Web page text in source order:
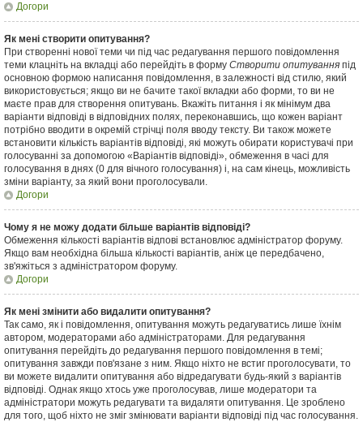
Догори
Як мені створити опитування?
При створенні нової теми чи під час редагування першого повідомлення
теми клацніть на вкладці або перейдіть в форму Створити опитування під
основною формою написання повідомлення, в залежності від стилю, який
використовується; якщо ви не бачите такої вкладки або форми, то ви не
маєте прав для створення опитувань. Вкажіть питання і як мінімум два
варіанти відповіді в відповідних полях, переконавшись, що кожен варіант
потрібно вводити в окремій стрічці поля вводу тексту. Ви також можете
встановити кількість варіантів відповіді, які можуть обирати користувачі при
голосуванні за допомогою «Варіантів відповіді», обмеження в часі для
голосування в днях (0 для вічного голосування) і, на сам кінець, можливість
зміни варіанту, за який вони проголосували.
Догори
Чому я не можу додати більше варіантів відповіді?
Обмеження кількості варіантів відпові встановлює адміністратор форуму.
Якщо вам необхідна більша кількості варіантів, аніж це передбачено,
зв'яжіться з адміністратором форуму.
Догори
Як мені змінити або видалити опитування?
Так само, як і повідомлення, опитування можуть редагуватись лише їхнім
автором, модераторами або адміністраторами. Для редагування
опитування перейдіть до редагування першого повідомлення в темі;
опитування завжди пов'язане з ним. Якщо ніхто не встиг проголосувати, то
ви можете видалити опитування або відредагувати будь-який з варіантів
відповіді. Однак якщо хтось уже проголосував, лише модератори та
адміністратори можуть редагувати та видаляти опитування. Це зроблено
для того, щоб ніхто не зміг змінювати варіанти відповіді під час голосування.